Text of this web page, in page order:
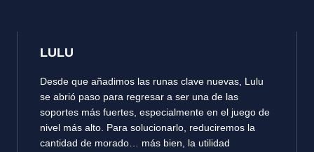
LULU
Desde que añadimos las runas clave nuevas, Lulu
se abrió paso para regresar a ser una de las
soportes más fuertes, especialmente en el juego de
nivel más alto. Para solucionarlo, reduciremos la
cantidad de morado… más bien, la utilidad